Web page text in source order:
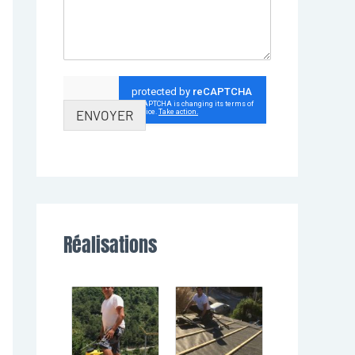
ENVOYER
Réalisations